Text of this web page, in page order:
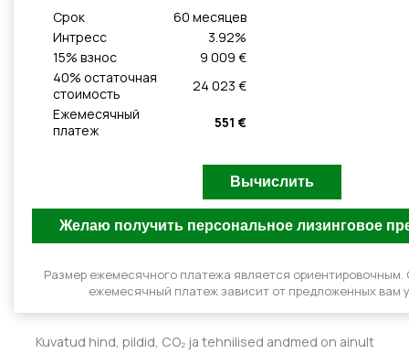
Cрок 60 месяцeв
Интресс
3.92%
15% взнос
9 009 €
40% остаточная
стоимость
24 023 €
Ежемесячный
платеж
551 €
Размер ежемесячного платежа является
ежемесячный платеж зависит от предложенных вам
Kuvatud hind, pildid, CO₂ ja tehnilised andmed on ainult